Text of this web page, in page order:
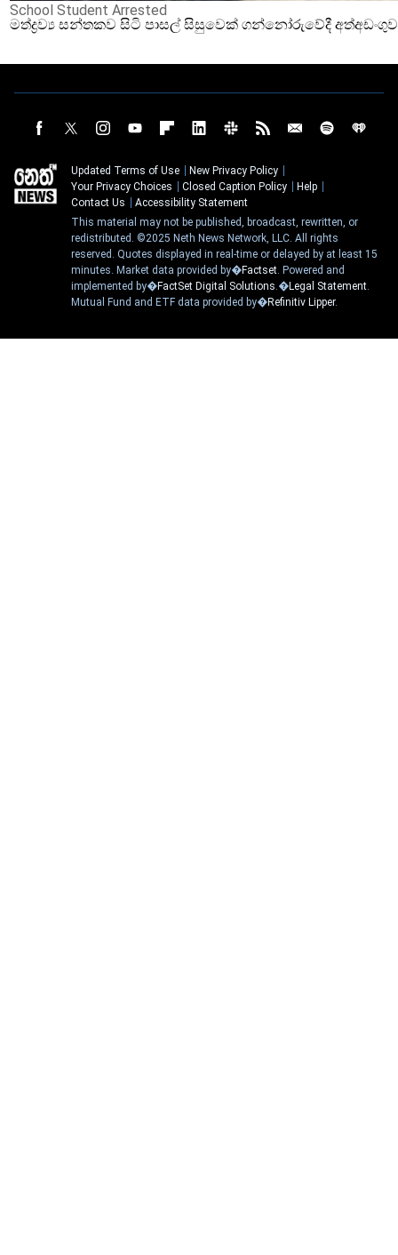
School Student Arrested
මත්ද්‍රව්‍ය සන්තකව සිටි පාසල් සිසුවෙක් ගන්නෝරුවේදී
Updated Terms of Use
New Privacy Policy
Your Privacy Choices
Closed Caption Policy
Help
Contact Us
Accessibility Statement
This material may not be published, broadcast, rewritten, or
redistributed. ©2025 Neth News Network, LLC. All rights
reserved. Quotes displayed in real-time or delayed by at least 15
minutes. Market data provided by�Factset . Powered and
implemented by�FactSet Digital Solutions .�Legal Statement
Mutual Fund and ETF data provided by�Refinitiv Lipper.